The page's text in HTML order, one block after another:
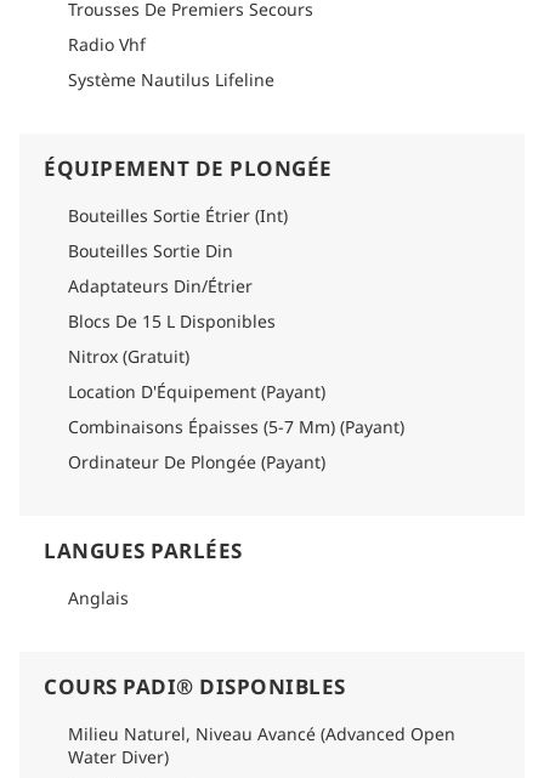
installations de qualité à bord, des divertissements et un fort
accent mis sur des plongées mémorables et l'exploration
marine aux Maldives.
pour obtenir des informations détaillées sur la manière de s'y
rendre.
Trousses De Premiers Secours
Radio Vhf
Système Nautilus Lifeline
ÉQUIPEMENT DE PLONGÉE
Bouteilles Sortie Étrier (Int)
Bouteilles Sortie Din
Adaptateurs Din/Étrier
Blocs De 15 L Disponibles
Nitrox (Gratuit)
Location D'Équipement (Payant)
Combinaisons Épaisses (5-7 Mm) (Payant)
Ordinateur De Plongée (Payant)
LANGUES PARLÉES
Anglais
COURS PADI® DISPONIBLES
Milieu Naturel, Niveau Avancé (Advanced Open
Water Diver)